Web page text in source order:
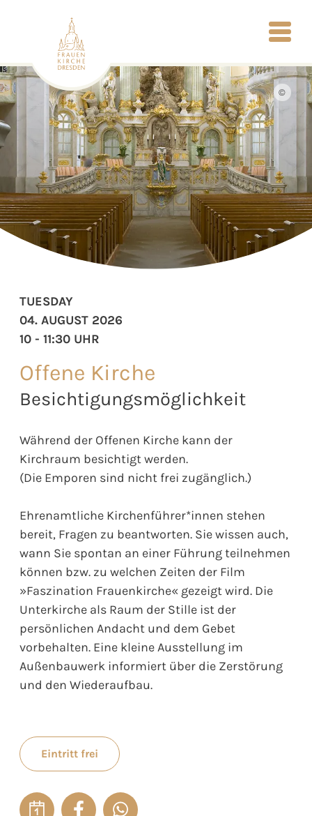
©
Offene Kirche
Besichtigungsmöglichkeit
Während der Offenen Kirche kann der
Kirchraum besichtigt werden.
(Die Emporen sind nicht frei zugänglich.)
Ehrenamtliche Kirchenführer*innen stehen
bereit, Fragen zu beantworten. Sie wissen auch,
wann Sie spontan an einer Führung teilnehmen
können bzw. zu welchen Zeiten der Film
»Faszination Frauenkirche« gezeigt wird. Die
Unterkirche als Raum der Stille ist der
persönlichen Andacht und dem Gebet
vorbehalten. Eine kleine Ausstellung im
Außenbauwerk informiert über die Zerstörung
und den Wiederaufbau.
Eintritt frei
TUESDAY
04. AUGUST 2026
10 - 11:30 UHR